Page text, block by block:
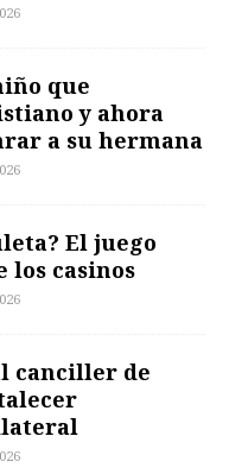
que
y ahora
a su hermana
El juego
los casinos
canciller de